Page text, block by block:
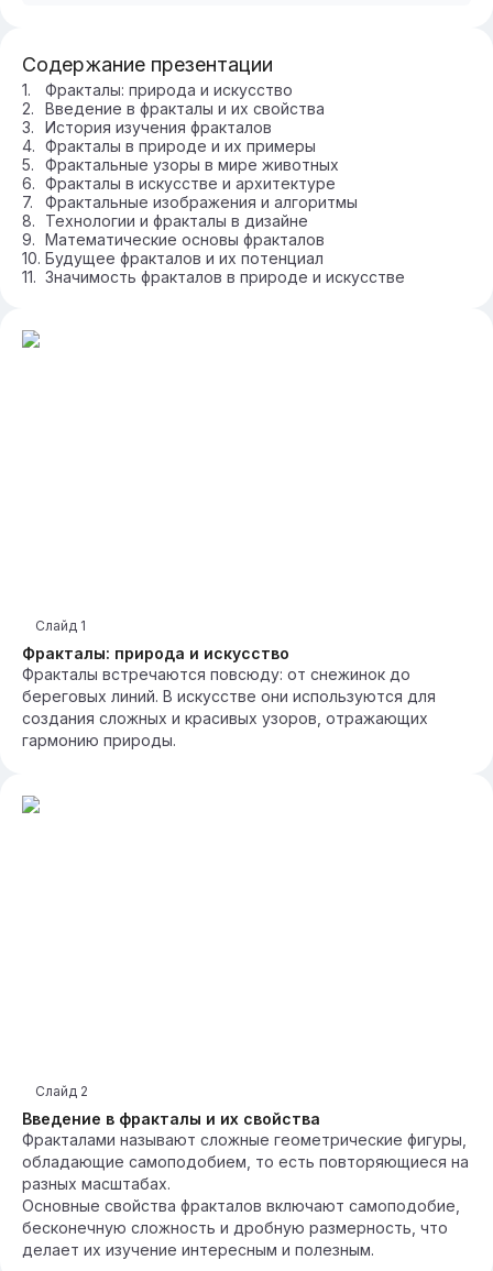
Содержание презентации
Фракталы: природа и искусство
Введение в фракталы и их свойства
История изучения фракталов
Фракталы в природе и их примеры
Фрактальные узоры в мире животных
Фракталы в искусстве и архитектуре
Фрактальные изображения и алгоритмы
Технологии и фракталы в дизайне
Математические основы фракталов
Будущее фракталов и их потенциал
Значимость фракталов в природе и искусстве
Фракталы: природа и искусство
Слайд 1
Фракталы встречаются повсюду: от снежинок до
береговых линий. В искусстве они используются для
создания сложных и красивых узоров, отражающих
гармонию природы.
Введение в фракталы и их свойства
Слайд 2
Фракталами называют сложные геометрические фигуры,
обладающие самоподобием, то есть повторяющиеся на
разных масштабах.
Основные свойства фракталов включают самоподобие,
бесконечную сложность и дробную размерность, что
делает их изучение интересным и полезным.